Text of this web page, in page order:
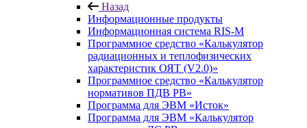
Назад
Информационные продукты
Информационная система RIS-M
Программное средство «Калькулятор
радиационных и теплофизических
характеристик ОЯТ (V2.0)»
Программное средство «Калькулятор
нормативов ПДВ РВ»
Программа для ЭВМ «Исток»
Программа для ЭВМ «Калькулятор